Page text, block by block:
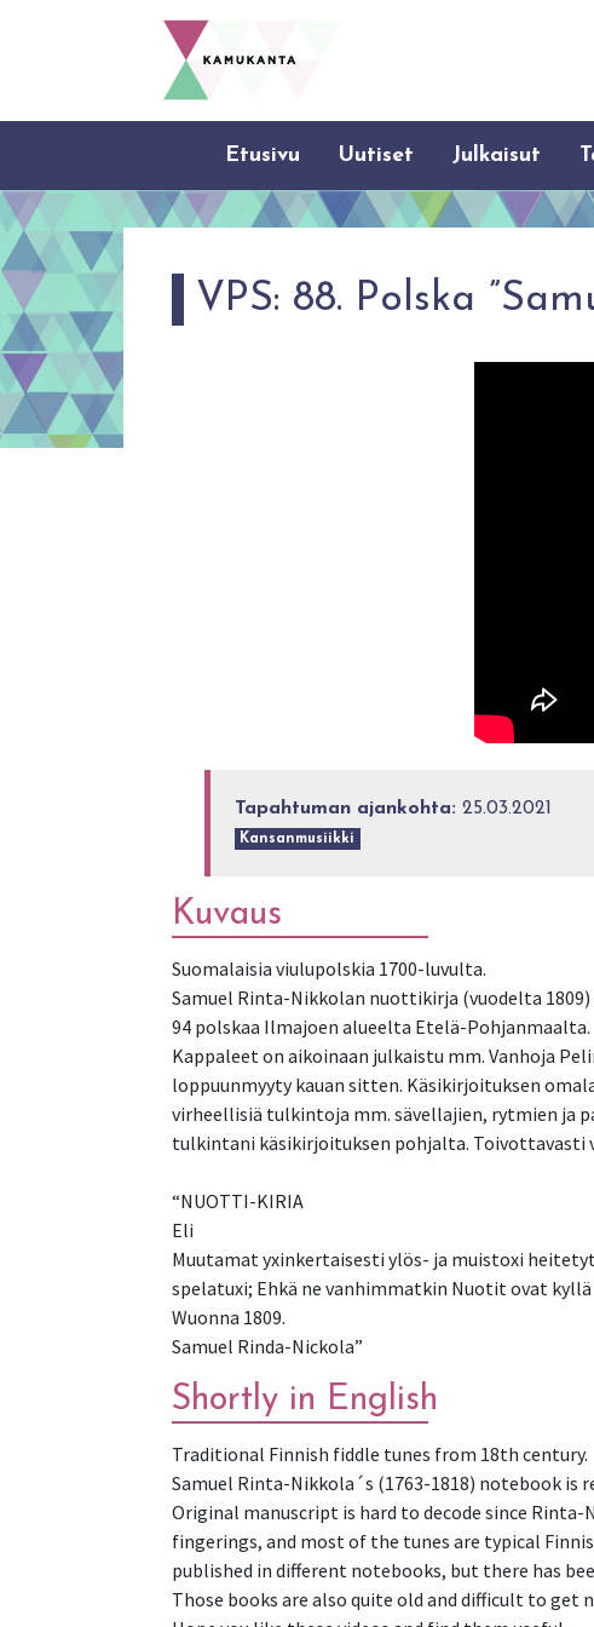
Etusivu Uutiset Julkaisut
VPS: 88. Polska
Tapahtuman ajankohta: 25.03.2021
Kansanmusiikki
Kuvaus
Suomalaisia viulupolskia 1700-luvulta.
Samuel Rinta-Nikkolan nuottikirja (vuodelta
94 polskaa Ilmajoen alueelta Etelä-Pohjanmaalta.
Kappaleet on aikoinaan julkaistu mm. Vanhoja
loppuunmyyty kauan sitten. Käsikirjoituksen
virheellisiä tulkintoja mm. sävellajien, rytmien ja
tulkintani käsikirjoituksen pohjalta. Toivottavasti
“NUOTTI-KIRIA
Eli
Muutamat yxinkertaisesti ylös- ja muistoxi
spelatuxi; Ehkä ne vanhimmatkin Nuotit ovat
Wuonna 1809.
Samuel Rinda-Nickola”
Shortly in English
Traditional Finnish fiddle tunes from 18th century.
Samuel Rinta-Nikkola´s (1763-1818) notebook
Original manuscript is hard to decode since
fingerings, and most of the tunes are typical
published in different notebooks, but there has
Those books are also quite old and difficult to get